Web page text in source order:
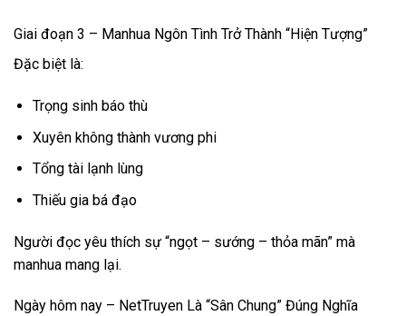
Giai đoạn 3 – Manhua Ngôn Tình Trở Thành “Hiện Tượng”
Đặc biệt là:
Trọng sinh báo thù
Xuyên không thành vương phi
Tổng tài lạnh lùng
Thiếu gia bá đạo
Người đọc yêu thích sự “ngọt – sướng – thỏa mãn” mà
manhua mang lại.
Ngày hôm nay – NetTruyen Là “Sân Chung” Đúng Nghĩa